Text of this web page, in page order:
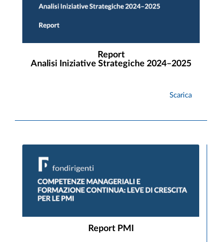
Report
Analisi Iniziative Strategiche 2024–2025
Scarica
Report PMI